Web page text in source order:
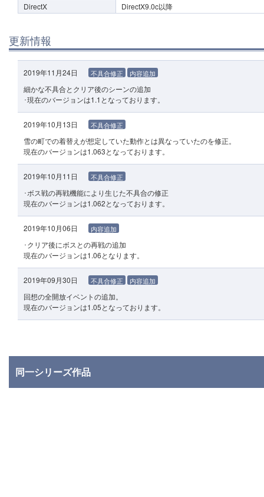
DirectX
DirectX9.0c以降
更新情報
2019年11月24日 不具合修正 内容追加
細かな不具合とクリア後のシーンの追加
･現在のバージョンは1.1となっております。
2019年10月13日 不具合修正
雪の町での着替えが想定していた動作とは異なっていたのを修正。
現在のバージョンは1.063となっております。
2019年10月11日 不具合修正
･ボス戦の再戦機能により生じた不具合の修正
現在のバージョンは1.062となっております。
2019年10月06日 内容追加
･クリア後にボスとの再戦の追加
現在のバージョンは1.06となります。
2019年09月30日 不具合修正 内容追加
回想の全開放イベントの追加。
現在のバージョンは1.05となっております。
同一シリーズ作品